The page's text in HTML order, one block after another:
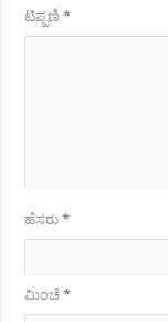
ಟಿಪ್ಪಣಿ*
ಹೆಸರು*
ಮಿಂಚೆ*